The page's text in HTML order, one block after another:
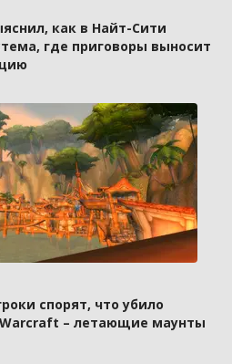
как в Найт-Сити
где приговоры выносит
спорят, что убило
– летающие маунты